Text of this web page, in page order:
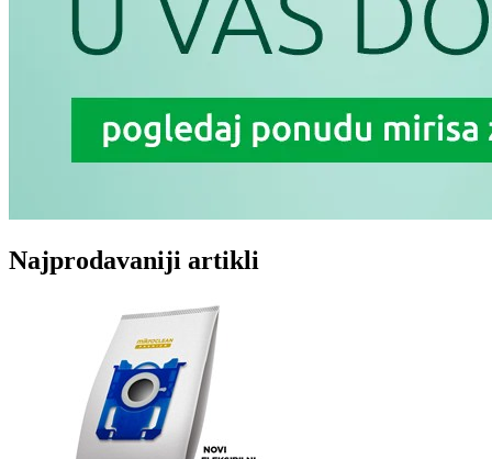
Najprodavaniji artikli